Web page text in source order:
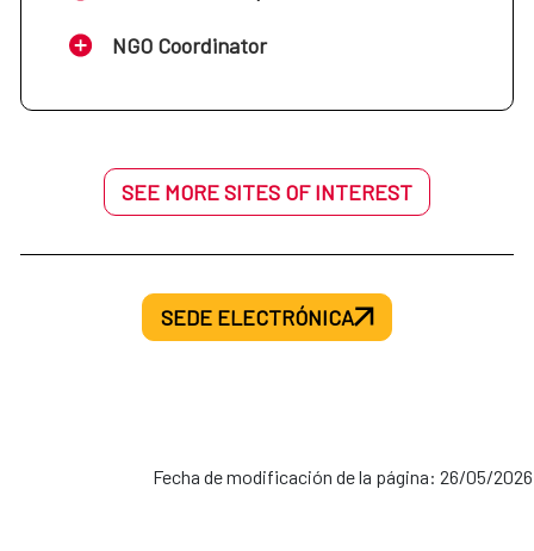
NGO Coordinator
SEE MORE SITES OF INTEREST
SEDE ELECTRÓNICA
Fecha de modificación de la página: 26/05/2026